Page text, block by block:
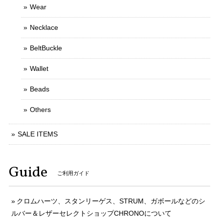
Wear
Necklace
BeltBuckle
Wallet
Beads
Others
SALE ITEMS
Guide ご利用ガイド
クロムハーツ、スタンリーゲス、STRUM、ガボールなどのシ
ルバー＆レザーセレクトショップCHRONOについて